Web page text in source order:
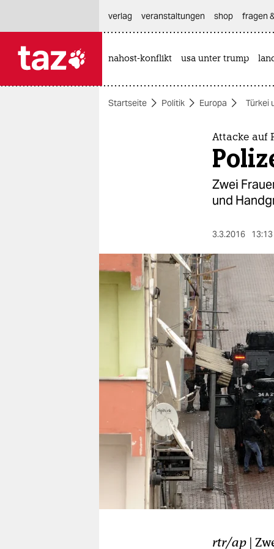
themen
berlin
nord
wahrheit
verlag
veranstaltungen
shop
fragen & hilfe
unterstützen
verlag
veranstaltungen shop fragen
nahost-konflikt usa unter trump
Startseite Politik Europa Türkei
Attacke auf
Zwei
und
3.3.2016
rtr/ap |